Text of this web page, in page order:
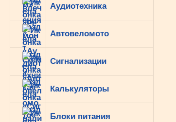
Аудиотехника
Автовеломото
Сигнализации
Калькуляторы
Блоки питания